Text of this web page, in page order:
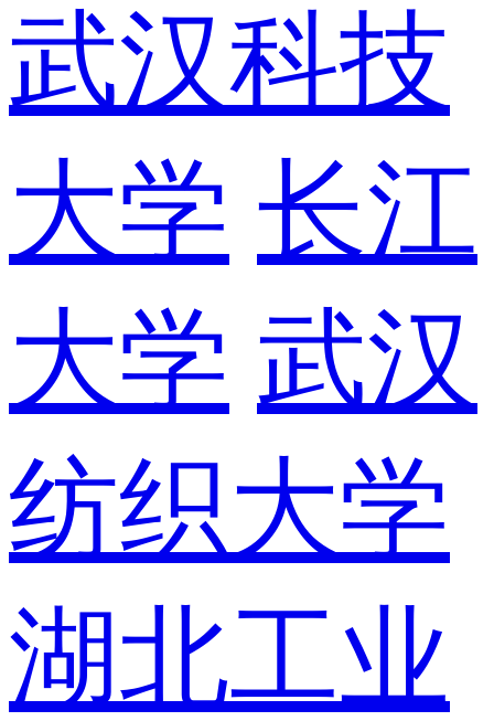
武汉科技
大学 长江
大学 武汉
纺织大学
湖北工业